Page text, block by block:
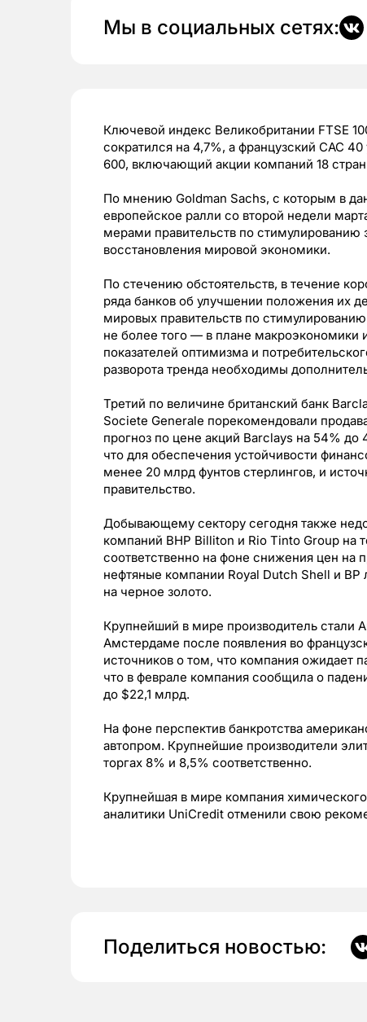
Мы в социальных сетях:
Ключевой индекс Великобритании FTSE
сократился на 4,7%, а французский CAC
600, включающий акции компаний 18
По мнению Goldman Sachs, с которым в
европейское ралли со второй недели
мерами правительств по
восстановления мировой экономики.
По стечению обстоятельств, в течение
ряда банков об улучшении положения их
мировых правительств по
не более того — в плане макроэкономики
показателей оптимизма и
разворота тренда необходимы
Третий по величине британский банк
Societe Generale порекомендовали
прогноз по цене акций Barclays на 54% до
что для обеспечения устойчивости
менее 20 млрд фунтов стерлингов, и
правительство.
Добывающему сектору сегодня также
компаний BHP Billiton и Rio Tinto Group на
соответственно на фоне снижения цен
нефтяные компании Royal Dutch Shell и
на черное золото.
Крупнейший в мире производитель стали
Амстердаме после появления во
источников о том, что компания ожидает
что в феврале компания сообщила о
до $22,1 млрд.
На фоне перспектив банкротства
автопром. Крупнейшие производители
торгах 8% и 8,5% соответственно.
Крупнейшая в мире компания химического
аналитики UniCredit отменили свою
Поделиться новостью: